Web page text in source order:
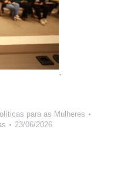
.
para as Mulheres
23/06/2026